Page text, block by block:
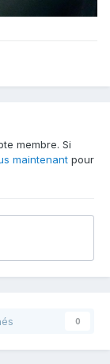
membre. Si
maintenant pour
0